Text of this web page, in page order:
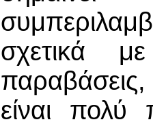
σχετικά
είναι πολύ